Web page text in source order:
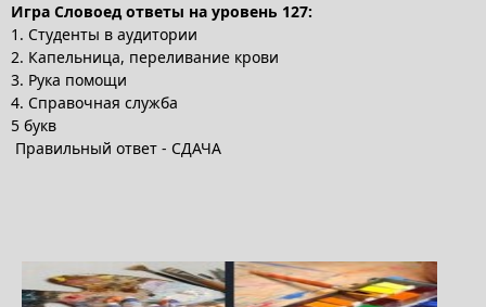
Игра Словоед ответы на уровень 127:
1. Студенты в аудитории
2. Капельница, переливание крови
3. Рука помощи
4. Справочная служба
5 букв
Правильный ответ - СДАЧА